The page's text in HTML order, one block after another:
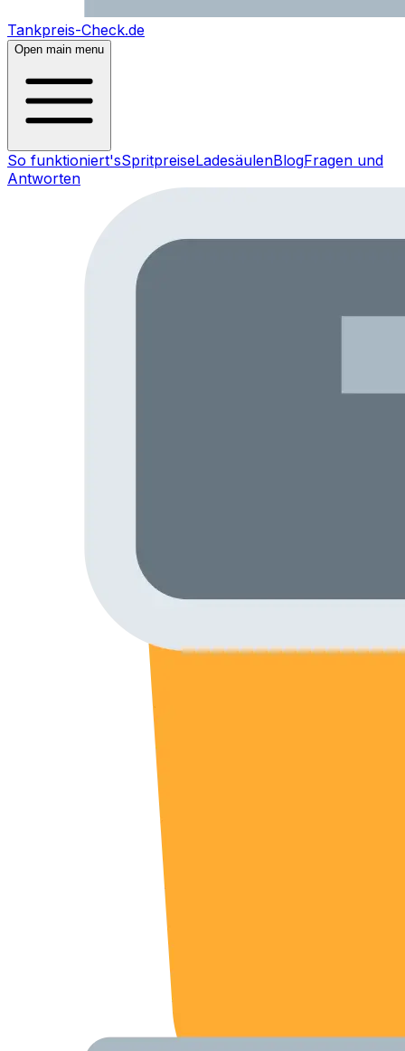
Tankpreis-Check.de
Open main menu
So funktioniert'sSpritpreiseLadesäulenBlogFragen und
Antworten